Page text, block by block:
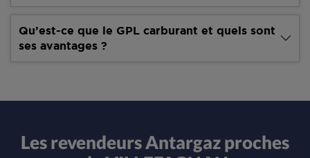
Qu’est-ce que le GPL carburant et quels sont
ses avantages ?
Les revendeurs Antargaz proches